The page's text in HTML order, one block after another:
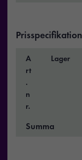
Prisspecifikation
A
rt
.
n
r.
Lager
Summa